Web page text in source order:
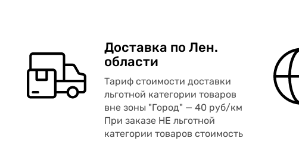
Доставка по Лен.
области
Тариф стоимости доставки
льготной категории товаров
вне зоны "Город" — 40 руб/км
При заказе НЕ льготной
категории товаров стоимость